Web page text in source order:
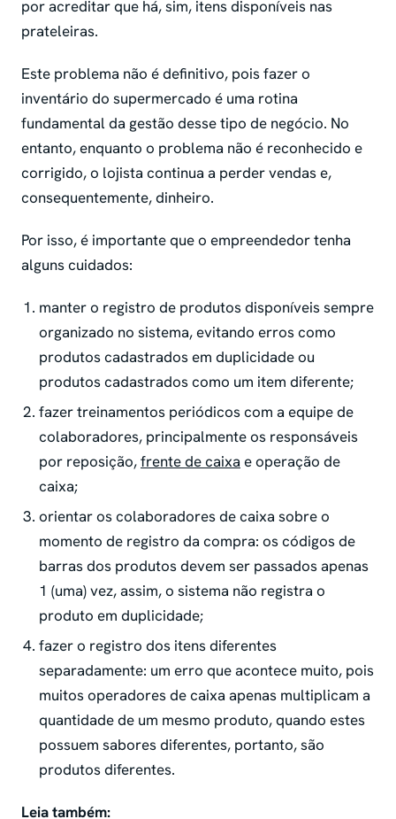
por acreditar que há, sim, itens disponíveis nas
prateleiras.
Este problema não é definitivo, pois fazer o
inventário do supermercado é uma rotina
fundamental da gestão desse tipo de negócio. No
entanto, enquanto o problema não é reconhecido e
corrigido, o lojista continua a perder vendas e,
consequentemente, dinheiro.
Por isso, é importante que o empreendedor tenha
alguns cuidados:
manter o registro de produtos disponíveis sempre
organizado no sistema, evitando erros como
produtos cadastrados em duplicidade ou
produtos cadastrados como um item diferente;
fazer treinamentos periódicos com a equipe de
colaboradores, principalmente os responsáveis
por reposição,frente de caixa e operação de
caixa;
orientar os colaboradores de caixa sobre o
momento de registro da compra: os códigos de
barras dos produtos devem ser passados apenas
1 (uma) vez, assim, o sistema não registra o
produto em duplicidade;
fazer o registro dos itens diferentes
separadamente: um erro que acontece muito, pois
muitos operadores de caixa apenas multiplicam a
quantidade de um mesmo produto, quando estes
possuem sabores diferentes, portanto, são
produtos diferentes.
Leia também: